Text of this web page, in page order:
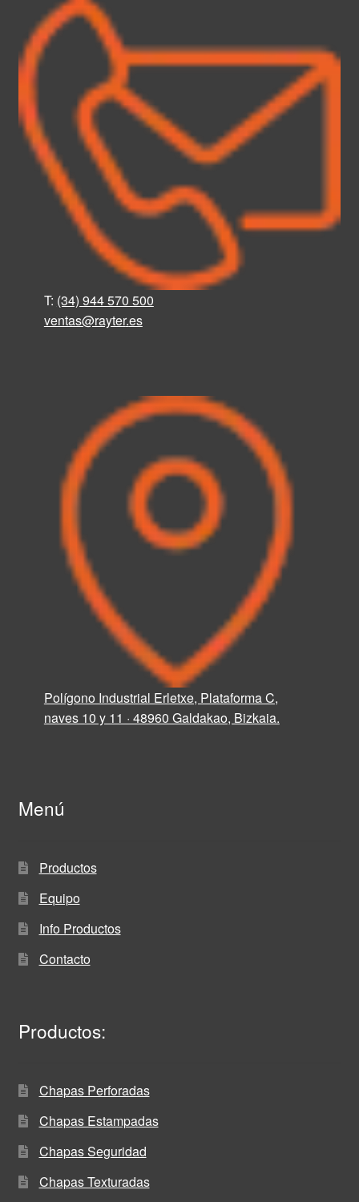
T: (34) 944 570 500
ventas@rayter.es
Polígono Industrial Erletxe, Plataforma C,
naves 10 y 11 · 48960 Galdakao, Bizkaia.
Menú
Productos
Equipo
Info Productos
Contacto
Productos:
Chapas Perforadas
Chapas Estampadas
Chapas Seguridad
Chapas Texturadas